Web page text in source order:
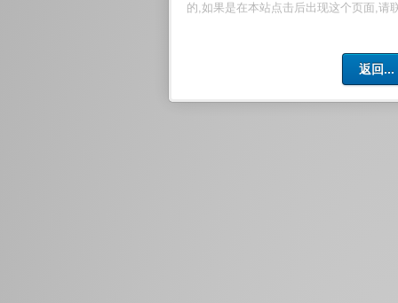
的,如果是在本站点击后出现这个页面,请
返回...